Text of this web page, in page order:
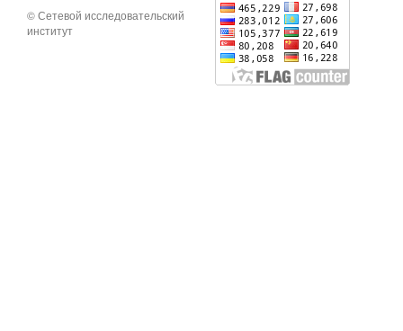
© Сетевой исследовательский
институт